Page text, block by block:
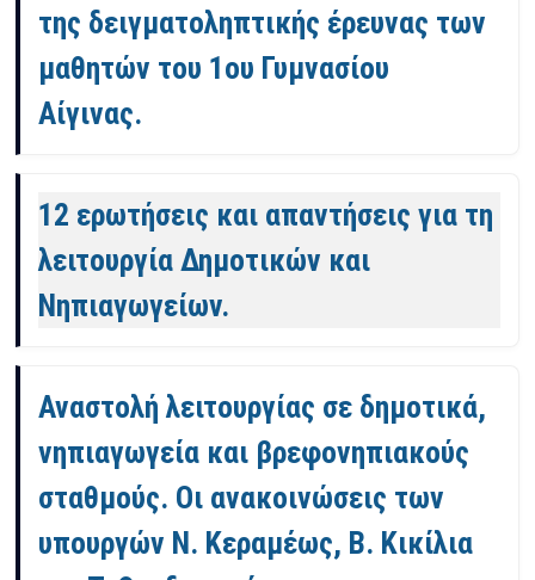
της δειγματοληπτικής έρευνας των
μαθητών του 1ου Γυμνασίου
Αίγινας.
12 ερωτήσεις και απαντήσεις για τη
λειτουργία Δημοτικών και
Νηπιαγωγείων.
Αναστολή λειτουργίας σε δημοτικά,
νηπιαγωγεία και βρεφονηπιακούς
σταθμούς. Οι ανακοινώσεις των
υπουργών Ν. Κεραμέως, Β. Κικίλια